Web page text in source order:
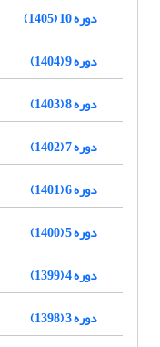
دوره 10 (1405)
دوره 9 (1404)
دوره 8 (1403)
دوره 7 (1402)
دوره 6 (1401)
دوره 5 (1400)
دوره 4 (1399)
دوره 3 (1398)